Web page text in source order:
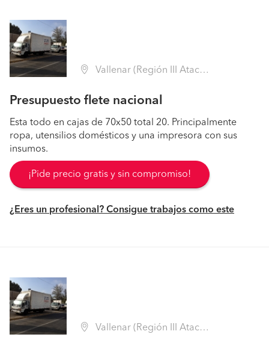
Vallenar (Región III Atacama - Huasco)
Presupuesto flete nacional
Esta todo en cajas de 70x50 total 20. Principalmente
ropa, utensilios domésticos y una impresora con sus
insumos.
¡Pide precio gratis y sin compromiso!
¿Eres un profesional? Consigue trabajos como este
Vallenar (Región III Atacama - Huasco)